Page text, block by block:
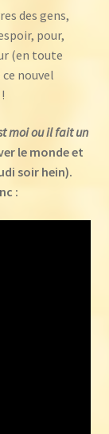
des gens,
pour,
(en toute
nouvel
moi ou il fait un
le monde et
soir hein).
: